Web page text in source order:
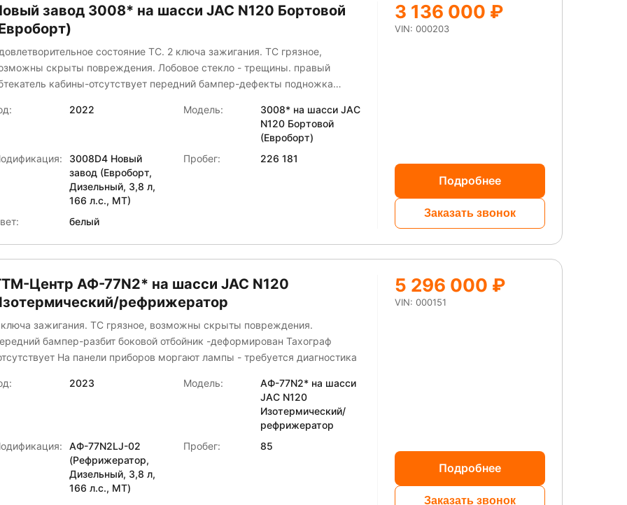
завод 3008* на шасси JAC N120 Бортовой
состояние ТС. 2 ключа зажигания. ТС грязное,
скрыты повреждения. Лобовое стекло - трещины. правый
кабины-отсутствует передний бампер-дефекты подножка
задние борта-повреждение задний левый фонарь-закрепить
зарядка
2022 Модель:
3008* на шасси JAC
N120 Бортовой
(Евроборт)
3008D4 Новый
завод (Евроборт,
Дизельный, 3,8 л,
166 л.с., МТ)
Пробег: 226 181
белый
3 136 000 ₽
VIN: 000203
Подробнее
Заказать звонок
Центр АФ-77N2* на шасси JAC N120
рефрижератор
зажигания. ТС грязное, возможны скрыты повреждения.
бампер-разбит боковой отбойник -деформирован Тахограф
-отсутствует На панели приборов моргают лампы - требуется диагностика
2023 Модель:
АФ-77N2* на шасси
JAC N120
Изотермический/
рефрижератор
АФ-77N2LJ-02
(Рефрижератор,
Дизельный, 3,8 л,
166 л.с., МТ)
Пробег: 85
5 296 000 ₽
VIN: 000151
Подробнее
Заказать звонок